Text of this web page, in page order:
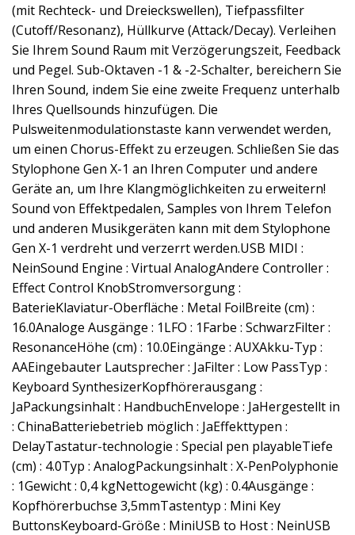
(mit Rechteck- und Dreieckswellen), Tiefpassfilter
(Cutoff/Resonanz), Hüllkurve (Attack/Decay). Verleihen
Sie Ihrem Sound Raum mit Verzögerungszeit, Feedback
und Pegel. Sub-Oktaven -1 & -2-Schalter, bereichern Sie
Ihren Sound, indem Sie eine zweite Frequenz unterhalb
Ihres Quellsounds hinzufügen. Die
Pulsweitenmodulationstaste kann verwendet werden,
um einen Chorus-Effekt zu erzeugen. Schließen Sie das
Stylophone Gen X-1 an Ihren Computer und andere
Geräte an, um Ihre Klangmöglichkeiten zu erweitern!
Sound von Effektpedalen, Samples von Ihrem Telefon
und anderen Musikgeräten kann mit dem Stylophone
Gen X-1 verdreht und verzerrt werden.USB MIDI :
NeinSound Engine : Virtual AnalogAndere Controller :
Effect Control KnobStromversorgung :
BaterieKlaviatur-Oberfläche : Metal FoilBreite (cm) :
16.0Analoge Ausgänge : 1LFO : 1Farbe : SchwarzFilter :
ResonanceHöhe (cm) : 10.0Eingänge : AUXAkku-Typ :
AAEingebauter Lautsprecher : JaFilter : Low PassTyp :
Keyboard SynthesizerKopfhörerausgang :
JaPackungsinhalt : HandbuchEnvelope : JaHergestellt in
: ChinaBatteriebetrieb möglich : JaEffekttypen :
DelayTastatur-technologie : Special pen playableTiefe
(cm) : 4.0Typ : AnalogPackungsinhalt : X-PenPolyphonie
: 1Gewicht : 0,4 kgNettogewicht (kg) : 0.4Ausgänge :
Kopfhörerbuchse 3,5mmTastentyp : Mini Key
ButtonsKeyboard-Größe : MiniUSB to Host : NeinUSB